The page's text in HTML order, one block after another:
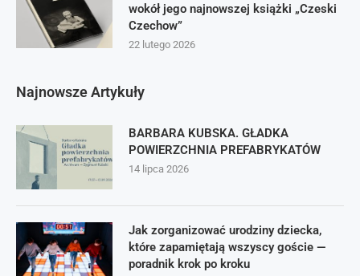
wokół jego najnowszej książki „Czeski
Czechow”
22 lutego 2026
Najnowsze Artykuły
BARBARA KUBSKA. GŁADKA
POWIERZCHNIA PREFABRYKATÓW
14 lipca 2026
Jak zorganizować urodziny dziecka,
które zapamiętają wszyscy goście —
poradnik krok po kroku